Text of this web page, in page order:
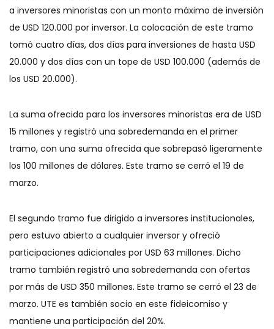
a inversores minoristas con un monto máximo de inversión
de USD 120.000 por inversor. La colocación de este tramo
tomó cuatro días, dos días para inversiones de hasta USD
20.000 y dos días con un tope de USD 100.000 (además de
los USD 20.000).
La suma ofrecida para los inversores minoristas era de USD
15 millones y registró una sobredemanda en el primer
tramo, con una suma ofrecida que sobrepasó ligeramente
los 100 millones de dólares. Este tramo se cerró el 19 de
marzo.
El segundo tramo fue dirigido a inversores institucionales,
pero estuvo abierto a cualquier inversor y ofreció
participaciones adicionales por USD 63 millones. Dicho
tramo también registró una sobredemanda con ofertas
por más de USD 350 millones. Este tramo se cerró el 23 de
marzo. UTE es también socio en este fideicomiso y
mantiene una participación del 20%.